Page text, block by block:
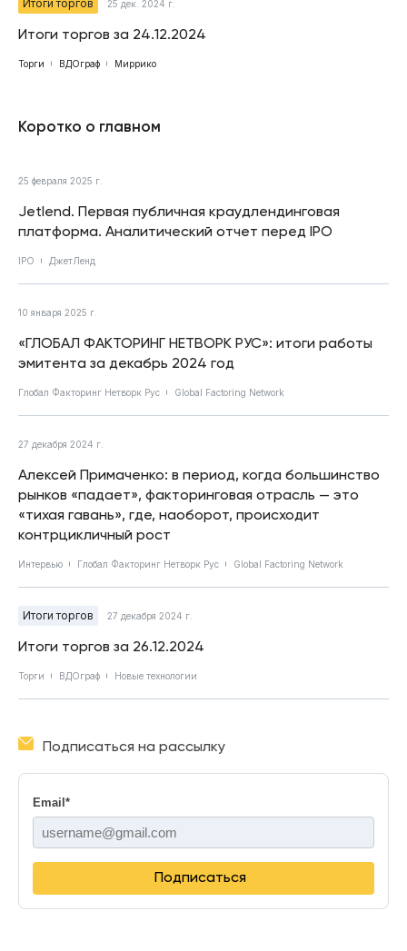
Итоги торгов 25 дек. 2024 г.
Итоги торгов за 24.12.2024
Торги ВДОграф Миррико
Коротко о главном
25 февраля 2025 г.
Jetlend. Первая публичная краудлендинговая
платформа. Аналитический отчет перед IPO
IPO ДжетЛенд
10 января 2025 г.
«ГЛОБАЛ ФАКТОРИНГ НЕТВОРК РУС»: итоги работы
эмитента за декабрь 2024 год
Глобал Факторинг Нетворк Рус Global Factoring Network
27 декабря 2024 г.
Алексей Примаченко: в период, когда большинство
рынков «падает», факторинговая отрасль — это
«тихая гавань», где, наоборот, происходит
контрцикличный рост
Интервью Глобал Факторинг Нетворк Рус Global Factoring Network
Итоги торгов 27 декабря 2024 г.
Итоги торгов за 26.12.2024
Торги ВДОграф Новые технологии
Подписаться на рассылку
Email *
Подписаться